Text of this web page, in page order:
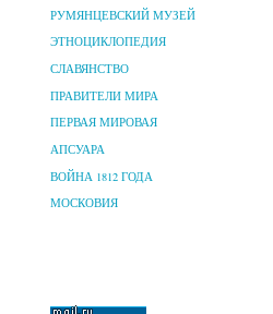
РУМЯНЦЕВСКИЙ МУЗЕЙ
ЭТНОЦИКЛОПЕДИЯ
СЛАВЯНСТВО
ПРАВИТЕЛИ МИРА
ПЕРВАЯ МИРОВАЯ
АПСУАРА
ВОЙНА 1812 ГОДА
МОСКОВИЯ